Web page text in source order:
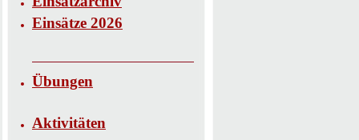
Einsätze 2026
Übungen
Aktivitäten